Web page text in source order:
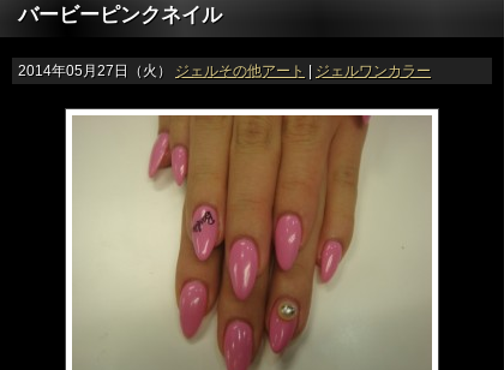
バービーピンクネイル
2014年05月27日（火） ジェルその他アート | ジェルワンカラー